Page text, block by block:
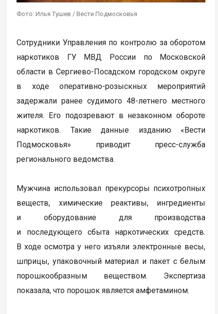
Фото: Илья Тушев / Вести Подмосковья
Сотрудники Управления по контролю за оборотом
наркотиков ГУ МВД России по Московской
области в Сергиево-Посадском городском округе
в ходе оперативно-розыскных мероприятий
задержали ранее судимого 48-летнего местного
жителя. Его подозревают в незаконном обороте
наркотиков. Такие данные изданию «Вести
Подмосковья» приводит пресс-служба
регионального ведомства.
Мужчина использовал прекурсоры психотропных
веществ, химические реактивы, ингредиенты
и оборудование для производства
и последующего сбыта наркотических средств.
В ходе осмотра у него изъяли электронные весы,
шприцы, упаковочный материал и пакет с белым
порошкообразным веществом. Экспертиза
показала, что порошок является амфетамином.